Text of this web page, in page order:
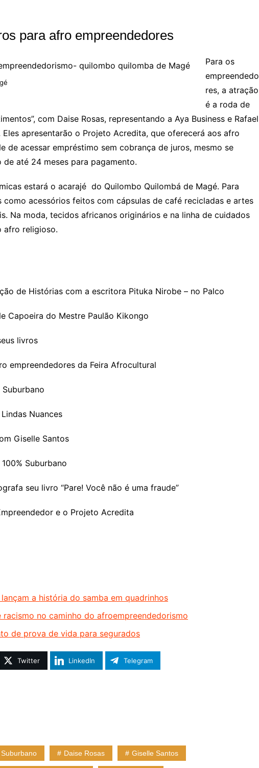
para afro empreendedores
Para os
empreendedo
res, a atração
é a roda de
com Daise Rosas, representando a Aya Business e Rafael
apresentarão o Projeto Acredita, que oferecerá aos afro
de acessar empréstimo sem cobrança de juros, mesmo se
até 24 meses para pagamento.
estará o acarajé do Quilombo Quilombá de Magé. Para
acessórios feitos com cápsulas de café recicladas e artes
Na moda, tecidos africanos originários e na linha de cuidados
afro religioso.
de Histórias com a escritora Pituka Nirobe – no Palco
Capoeira do Mestre Paulão Kikongo
livros
empreendedores da Feira Afrocultural
Nuances
Giselle Santos
Suburbano
seu livro “Pare! Você não é uma fraude”
e o Projeto Acredita
a história do samba em quadrinhos
no caminho do afroempreendedorismo
de prova de vida para segurados
Twitter LinkedIn Telegram
Daise Rosas Giselle Santos